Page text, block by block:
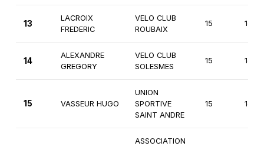
13
LACROIX
FREDERIC
VELO CLUB
ROUBAIX
15 1ère
14
ALEXANDRE
GREGORY
VELO CLUB
SOLESMES
15 1ère
15 VASSEUR HUGO
UNION
SPORTIVE
SAINT ANDRE
15 1ère
ASSOCIATION